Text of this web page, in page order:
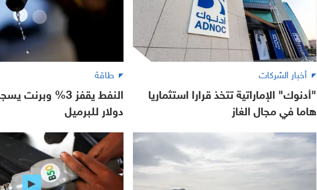
أخبار الشركات
"أدنوك" الإماراتية تتخذ قرارا استثماريا
هاما في مجال الغاز
طاقة
دولار للبرميل